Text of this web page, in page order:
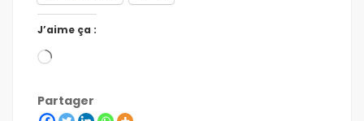
J’aime ça :
Partager